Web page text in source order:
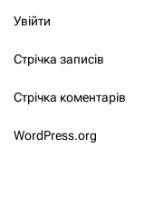
Увійти
Стрічка записів
Стрічка коментарів
WordPress.org